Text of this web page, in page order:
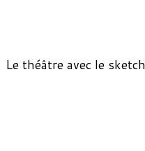
Le théâtre avec le